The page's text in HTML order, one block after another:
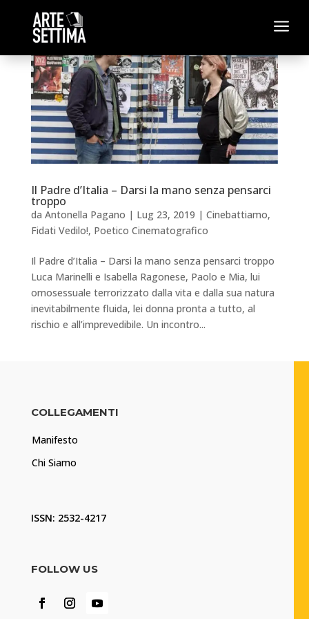
a
Il Padre d’Italia – Darsi la mano senza pensarci
troppo
da Antonella Pagano | Lug 23, 2019 | Cinebattiamo,
Fidati Vedilo!, Poetico Cinematografico
Il Padre d’Italia – Darsi la mano senza pensarci troppo
Luca Marinelli e Isabella Ragonese, Paolo e Mia, lui
omosessuale terrorizzato dalla vita e dalla sua natura
inevitabilmente fluida, lei donna pronta a tutto, al
rischio e all’imprevedibile. Un incontro...
COLLEGAMENTI
Manifesto
Chi Siamo
ISSN: 2532-4217
FOLLOW US